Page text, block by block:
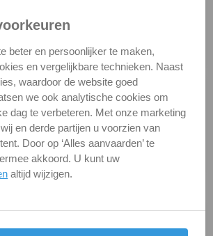
A2 ( RVS / INOX )
millimeters.
zijn alleen illustraties en
van het werkelijke object. Het
hun fundamentele
beter en persoonlijker te maken,
en vergelijkbare technieken. Naast
waardoor de website goed
we ook analytische cookies om
dag te verbeteren. Met onze marketing
en derde partijen u voorzien van
Door op ‘Alles aanvaarden’ te
akkoord. U kunt uw
altijd wijzigen.